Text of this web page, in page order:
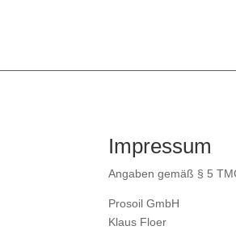
Impressum
Angaben gemäß § 5
Prosoil GmbH
Klaus Floer